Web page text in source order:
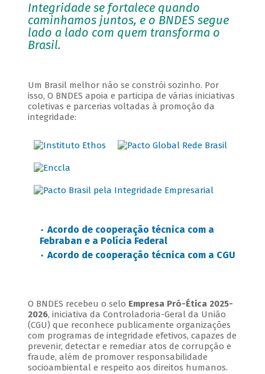
Integridade se fortalece quando
caminhamos juntos, e o BNDES segue
lado a lado com quem transforma o
Brasil.
Um Brasil melhor não se constrói sozinho. Por
isso, O BNDES apoia e participa de várias iniciativas
coletivas e parcerias voltadas à promoção da
integridade:
Acordo de cooperação técnica com a
Febraban e a Polícia Federal
Acordo de cooperação técnica com a CGU
O BNDES recebeu o selo Empresa Pró-Ética 2025-
2026, iniciativa da Controladoria-Geral da União
(CGU) que reconhece publicamente organizações
com programas de integridade efetivos, capazes de
prevenir, detectar e remediar atos de corrupção e
fraude, além de promover responsabilidade
socioambiental e respeito aos direitos humanos.